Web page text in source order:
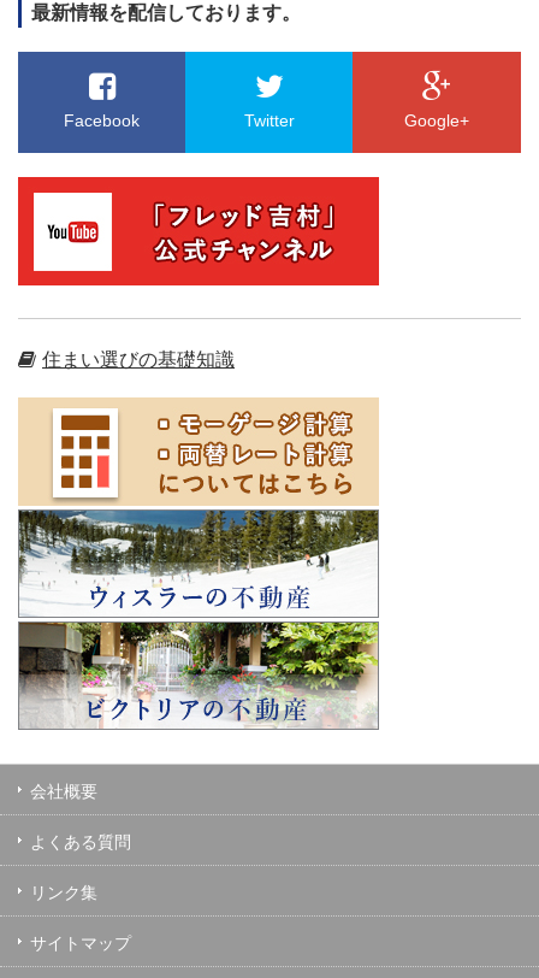
最新情報を配信しております。
Facebook Twitter Google+
住まい選びの基礎知識
会社概要
よくある質問
リンク集
サイトマップ